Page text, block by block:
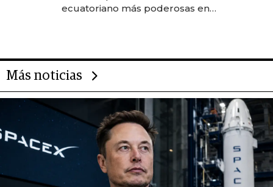
ecuatoriano más poderosas en
Más noticias